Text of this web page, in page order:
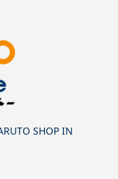
SHOP IN